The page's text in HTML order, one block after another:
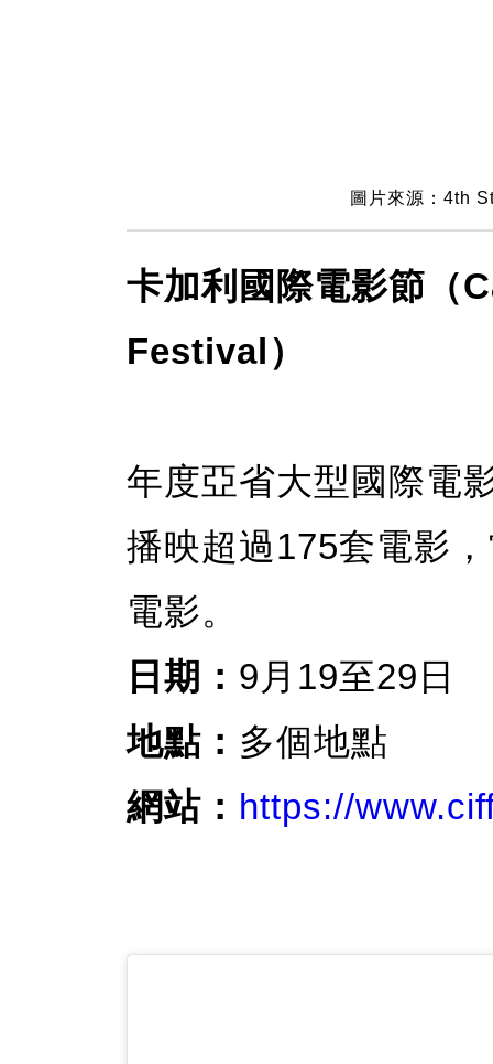
圖片來源：4th
卡加利國際電影節
Festival）
年度亞省大型國際電
播映超過175套電影
電影。
日期： 9月19至29日
地點： 多個地點
網站： https://